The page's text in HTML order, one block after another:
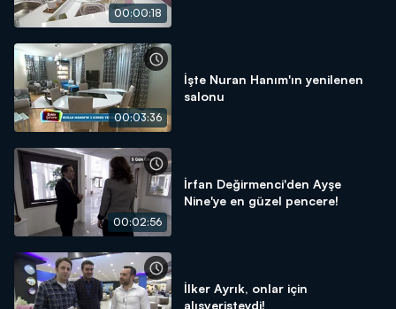
00:00:18
00:03:36
İşte Nuran Hanım'ın yenilenen
salonu
00:02:56
İrfan Değirmenci'den Ayşe
Nine'ye en güzel pencere!
İlker Ayrık, onlar için
alışverişteydi!